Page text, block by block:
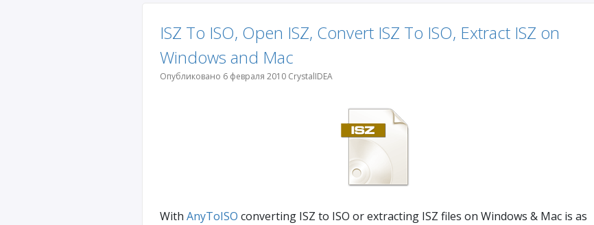
ISZ To ISO, Open ISZ, Convert ISZ To ISO, Extract ISZ on
Windows and Mac
Опубликовано 6 февраля 2010 CrystalIDEA
With AnyToISO converting ISZ to ISO or extracting ISZ files on Windows & Mac is as